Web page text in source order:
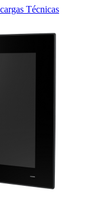
Técnicas